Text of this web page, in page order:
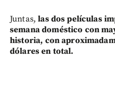
Juntas,las dos películas
semana doméstico con
historia, con
dólares en total.